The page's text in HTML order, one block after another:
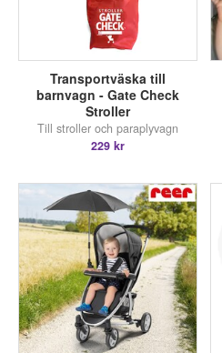
Transportväska till
barnvagn - Gate Check
Stroller
Till stroller och paraplyvagn
229 kr